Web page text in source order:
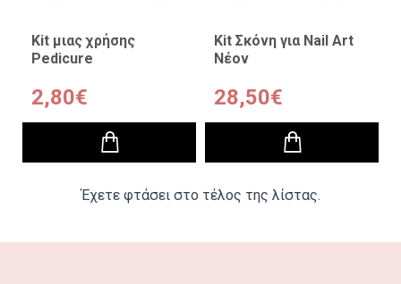
Kit μιας χρήσης
Pedicure
2,80€
Kit Σκόνη για Nail Art
Νέον
28,50€
Έχετε φτάσει στο τέλος της λίστας.